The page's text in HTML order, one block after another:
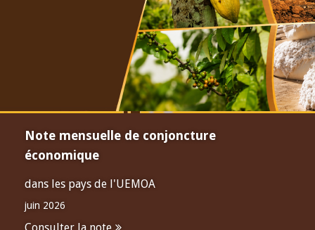
Note mensuelle de conjoncture
économique
dans les pays de l'UEMOA
juin 2026